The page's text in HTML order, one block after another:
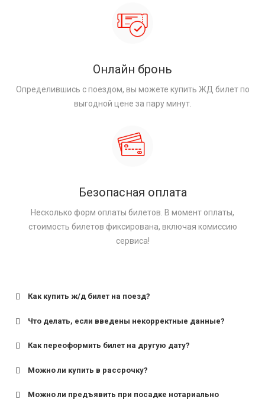
Онлайн бронь
Определившись с поездом, вы можете купить ЖД билет по
выгодной цене за пару минут.
Безопасная оплата
Несколько форм оплаты билетов. В момент оплаты,
стоимость билетов фиксирована, включая комиссию
сервиса!
Как купить ж/д билет на поезд?
Что делать, если введены некорректные данные?
Как переоформить билет на другую дату?
Можно ли купить в рассрочку?
Можно ли предъявить при посадке нотариально